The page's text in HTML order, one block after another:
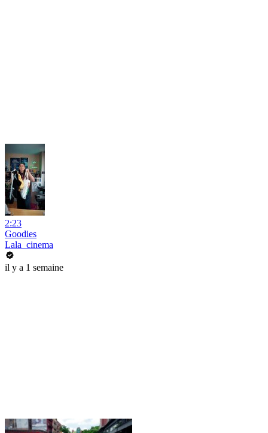
2:23
Goodies
Lala_cinema
il y a 1 semaine